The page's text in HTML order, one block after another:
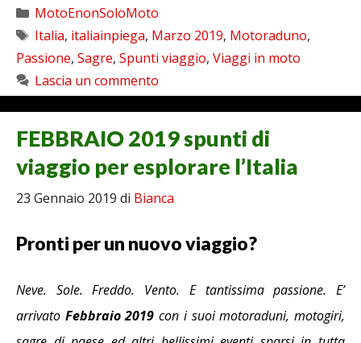
Categorie
MotoEnonSoloMoto
Tag
Italia, italiainpiega, Marzo 2019, Motoraduno,
Passione, Sagre, Spunti viaggio, Viaggi in moto
Lascia un commento
FEBBRAIO 2019 spunti di
viaggio per esplorare l’Italia
23 Gennaio 2019 di Bianca
Pronti per un nuovo viaggio?
Neve. Sole. Freddo. Vento. E tantissima passione. E’
arrivato Febbraio 2019con i suoi motoraduni, motogiri,